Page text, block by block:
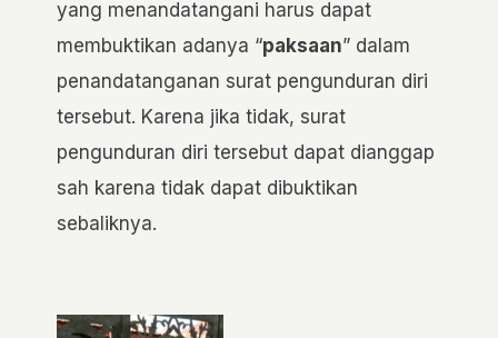
yang menandatangani harus dapat
membuktikan adanya “paksaan” dalam
penandatanganan surat pengunduran diri
tersebut. Karena jika tidak, surat
pengunduran diri tersebut dapat dianggap
sah karena tidak dapat dibuktikan
sebaliknya.